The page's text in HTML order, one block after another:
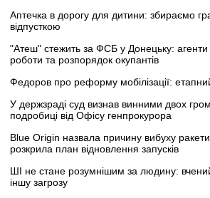
Аптечка в дорогу для дитини: збираємо
відпусткою
"Атеш" стежить за ФСБ у Донецьку: агенти
роботи та розпорядок окупантів
Федоров про реформу мобілізації:
У держзраді суд визнав винними двох
подробиці від Офісу генпрокурора
Blue Origin назвала причину вибуху
розкрила план відновлення запусків
ШІ не стане розумнішим за людину:
іншу загрозу